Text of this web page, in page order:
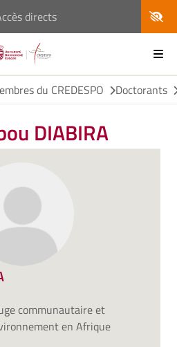
directs
du CREDESPO Doctorants
DIABIRA
communautaire et
en Afrique